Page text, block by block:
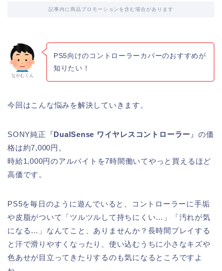
記事内に商品プロモーションを含む場合があります
なかむくん
PS5向けのコントローラーカバーのおすすめが
知りたい！
今回はこんな悩みを解決していきます。
SONY純正『DualSense ワイヤレスコントローラー 』の価
格は約7,000円。
時給1,000円のアルバイトを7時間働いてやっと買えるほど
高価です。
PS5を毎日のように遊んでいると、コントローラーに手垢
や皮脂がついて「ツルツルして持ちにくい…」「汚れが気
になる…」なんてこと、ありませんか？長時間プレイする
と汗で滑りやすくなったり、使い込むうちに小さなキズや
色あせが目立ってきたりするのも気になるところですよ